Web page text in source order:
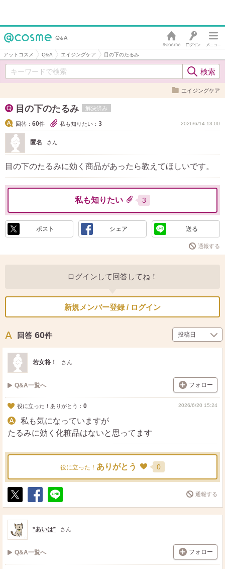
アットコスメ Q&A エイジングケア 目の下のたるみ
エイジングケア
目の下のたるみ 解決済み
回答： 60件 私も知りたい： 3 2026/6/14 13:00
匿名 さん
目の下のたるみに効く商品があったら教えてほしいです。
私も知りたい 3
ポスト シェア 送る
通報する
ログインして回答してね！
新規メンバー登録 / ログイン
回答 60件
若女将！ さん
Q&A一覧へ フォロー
役に立った！ありがとう： 0 2026/6/20 15:24
私も気になっていますが
たるみに効く化粧品はないと思ってます
役に立った！ ありがとう 0
ポ
ス
ト
シ
ェ
送
る
通報する
*あいは* さん
Q&A一覧へ フォロー